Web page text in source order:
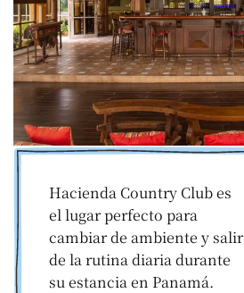
Hacienda Country Club es
el lugar perfecto para
cambiar de ambiente y salir
de la rutina diaria durante
su estancia en Panamá.